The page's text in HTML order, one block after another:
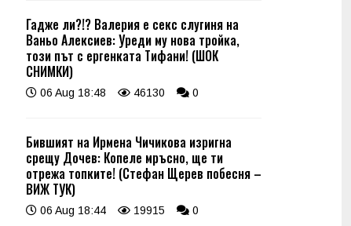
Гадже ли?!? Валерия е секс слугиня на
Ваньо Алексиев: Уреди му нова тройка,
този път с ергенката Тифани! (ШОК
СНИМКИ)
06 Aug 18:48 46130 0
Бившият на Ирмена Чичикова изригна
срещу Дочев: Копеле мръсно, ще ти
отрежа топките! (Стефан Щерев побесня –
ВИЖ ТУК)
06 Aug 18:44 19915 0